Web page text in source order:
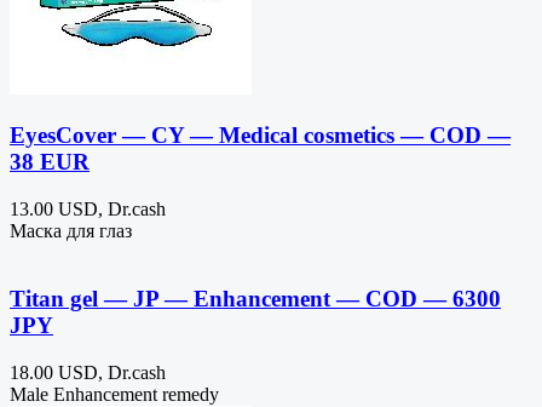
EyesCover — CY — Medical cosmetics — COD —
38 EUR
13.00 USD, Dr.cash
Маска для глаз
Titan gel — JP — Enhancement — COD — 6300
JPY
18.00 USD, Dr.cash
Male Enhancement remedy